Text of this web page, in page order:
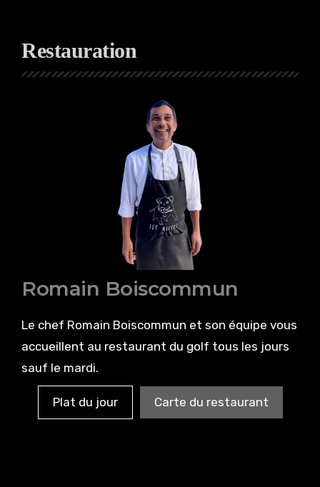
Restauration
Romain Boiscommun
Le chef Romain Boiscommun et son équipe vous
accueillent au restaurant du golf tous les jours
sauf le mardi.
Plat du jour Carte du restaurant